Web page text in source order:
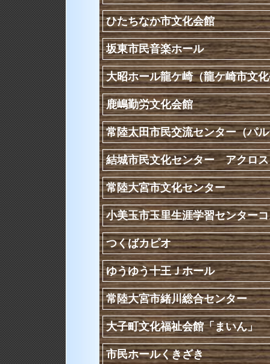
ひたちなか市文化会館
坂東市民音楽ホール
大昭ホール龍ケ崎（龍ケ崎市文
鹿嶋勤労文化会館
常陸太田市民交流センター（パ
結城市民文化センター アクロス
常陸大宮市文化センター
小美玉市玉里生涯学習センター
つくばカピオ
ゆうゆう十王Ｊホール
常陸大宮市緒川総合センター
大子町文化福祉会館「まいん」
市民ホールくきざき